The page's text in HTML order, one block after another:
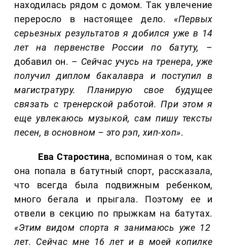
находилась рядом с домом. Так увлечение
переросло в настоящее дело.«Первых
серьезных результатов я добился уже в 14
лет на первенстве России по батуту,
–
добавил он. – Сейчас учусь на тренера, уже
получил диплом бакалавра и поступил в
магистратуру. Планирую свое будущее
связать с тренерской работой. При этом я
еще увлекаюсь музыкой, сам пишу тексты
песен, в основном – это рэп, хип-хоп».
Ева Старостина, вспоминая о том, как
она попала в батутный спорт, рассказала,
что всегда была подвижным ребенком,
много бегала и прыгала. Поэтому ее и
отвели в секцию по прыжкам на батутах.
«Этим видом спорта я занимаюсь уже 12
лет. Сейчас мне 16 лет и в моей копилке